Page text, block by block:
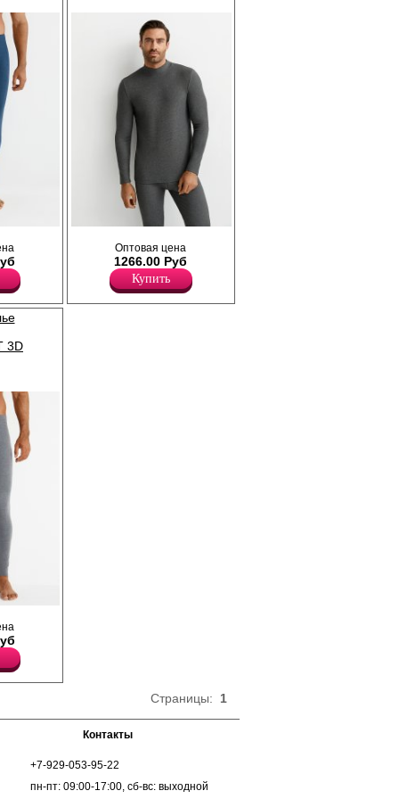
Полиэстер 35%
Эластан 5%
режим от +5°С до -20°С. Лонгслив с
длинным рукавом, облегающего силуэта,
воротником-стойкой, текстурой "рубчик".
Изготовлен из современного
технологичного и легкого материала,
который обладает высокими
теплоизоляционными и влагоотводящими
эффект, защищает от ветра, приятно
Эластан 10%
Оптовая цена
1266.00 Руб
Купить
3D
с
Страницы: 1
Контакты
+7-929-053-95-22
пн-пт: 09:00-17:00, сб-вс: выходной